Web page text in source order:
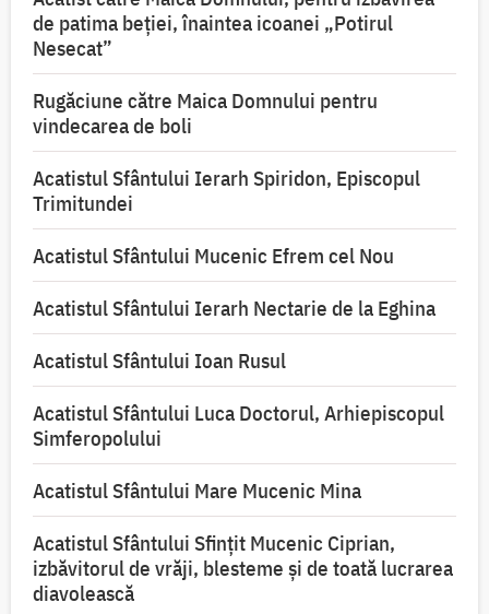
de patima beției, înaintea icoanei „Potirul
Nesecat”
Rugăciune către Maica Domnului pentru
vindecarea de boli
Acatistul Sfântului Ierarh Spiridon, Episcopul
Trimitundei
Acatistul Sfântului Mucenic Efrem cel Nou
Acatistul Sfântului Ierarh Nectarie de la Eghina
Acatistul Sfântului Ioan Rusul
Acatistul Sfântului Luca Doctorul, Arhiepiscopul
Simferopolului
Acatistul Sfântului Mare Mucenic Mina
Acatistul Sfântului Sfințit Mucenic Ciprian,
izbăvitorul de vrăji, blesteme și de toată lucrarea
diavolească